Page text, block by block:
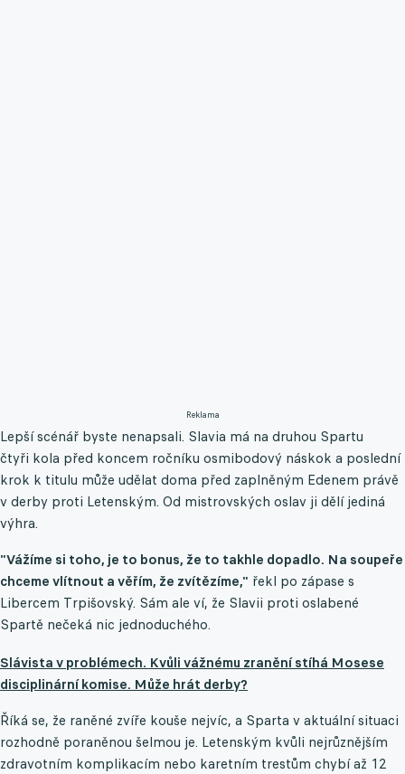
Reklama
Lepší scénář byste nenapsali. Slavia má na druhou Spartu
čtyři kola před koncem ročníku osmibodový náskok a poslední
krok k titulu může udělat doma před zaplněným Edenem právě
v derby proti Letenským. Od mistrovských oslav ji dělí jediná
výhra.
"Vážíme si toho, je to bonus, že to takhle dopadlo. Na soupeře
chceme vlítnout a věřím, že zvítězíme," řekl po zápase s
Libercem Trpišovský. Sám ale ví, že Slavii proti oslabené
Spartě nečeká nic jednoduchého.
Slávista v problémech. Kvůli vážnému zranění stíhá Mosese
disciplinární komise. Může hrát derby?
Říká se, že raněné zvíře kouše nejvíc, a Sparta v aktuální situaci
rozhodně poraněnou šelmou je. Letenským kvůli nejrůznějším
zdravotním komplikacím nebo karetním trestům chybí až 12